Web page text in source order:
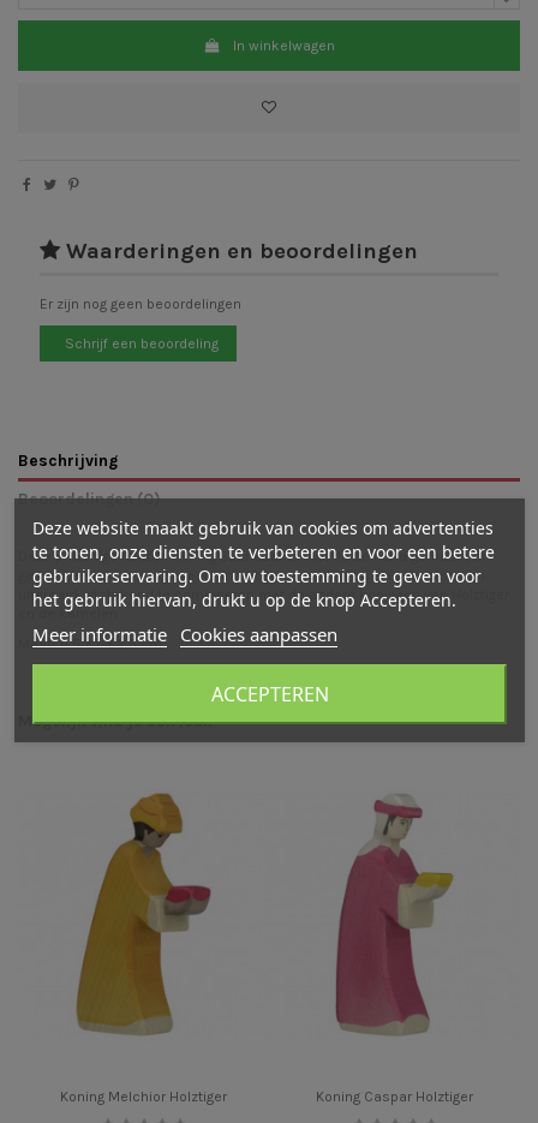
In winkelwagen
Waarderingen en beoordelingen
Er zijn nog geen beoordelingen
Schrijf een beoordeling
Beschrijving
Beoordelingen (0)
Deze prachtige houten koning Balthasar is met de de hand gemaakt en
geschilderd. De koning is een prachtige aanvulling bij elke kerststal en
uiteraard uitstekend te combineren met de andere koningen van Holztiger
en de kamelen.
Maat: 11,5 x 7 x 2,5 cm
Mogelijk vind je ook leuk
Koning Melchior Holztiger Koning Caspar Holztiger
Deze website maakt gebruik van cookies om advertenties
te tonen, onze diensten te verbeteren en voor een betere
gebruikerservaring. Om uw toestemming te geven voor
het gebruik hiervan, drukt u op de knop Accepteren.
Meer informatie Cookies aanpassen
ACCEPTEREN